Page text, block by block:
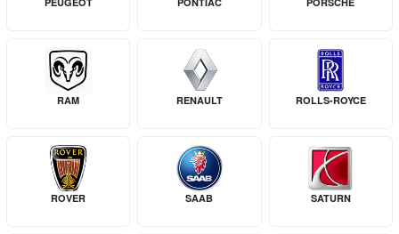
RAM RENAULT ROLLS-ROYCE
ROVER SAAB SATURN